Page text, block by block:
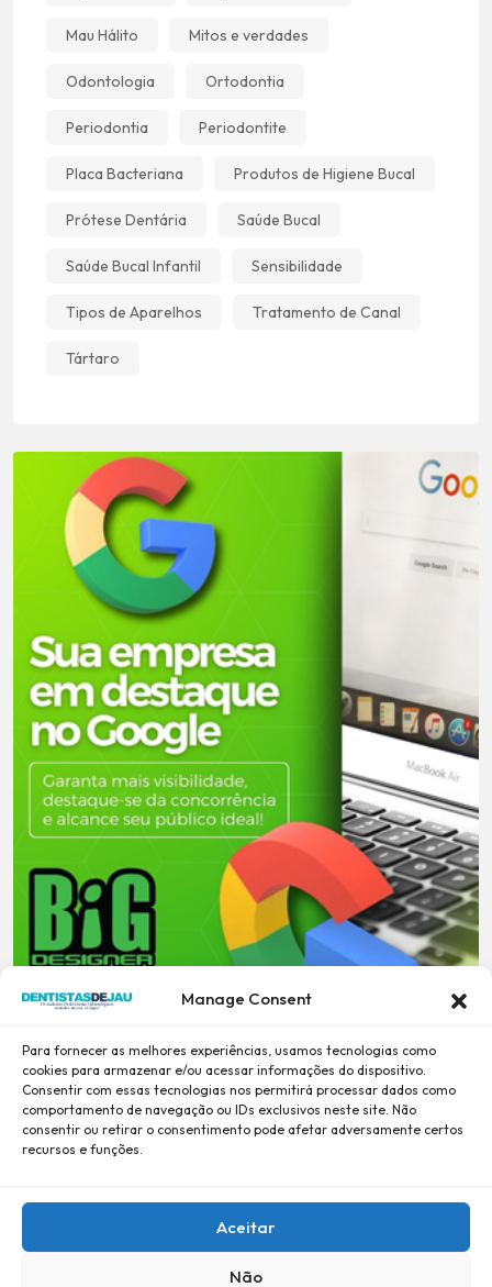
Manage Consent
Para fornecer as melhores experiências, usamos tecnologias como
cookies para armazenar e/ou acessar informações do dispositivo.
Consentir com essas tecnologias nos permitirá processar dados como
comportamento de navegação ou IDs exclusivos neste site. Não
consentir ou retirar o consentimento pode afetar adversamente certos
recursos e funções.
Aceitar
Não
Mau Hálito Mitos e verdades
Odontologia Ortodontia
Periodontia Periodontite
Placa Bacteriana Produtos de Higiene Bucal
Prótese Dentária Saúde Bucal
Saúde Bucal Infantil Sensibilidade
Tipos de Aparelhos Tratamento de Canal
Tártaro